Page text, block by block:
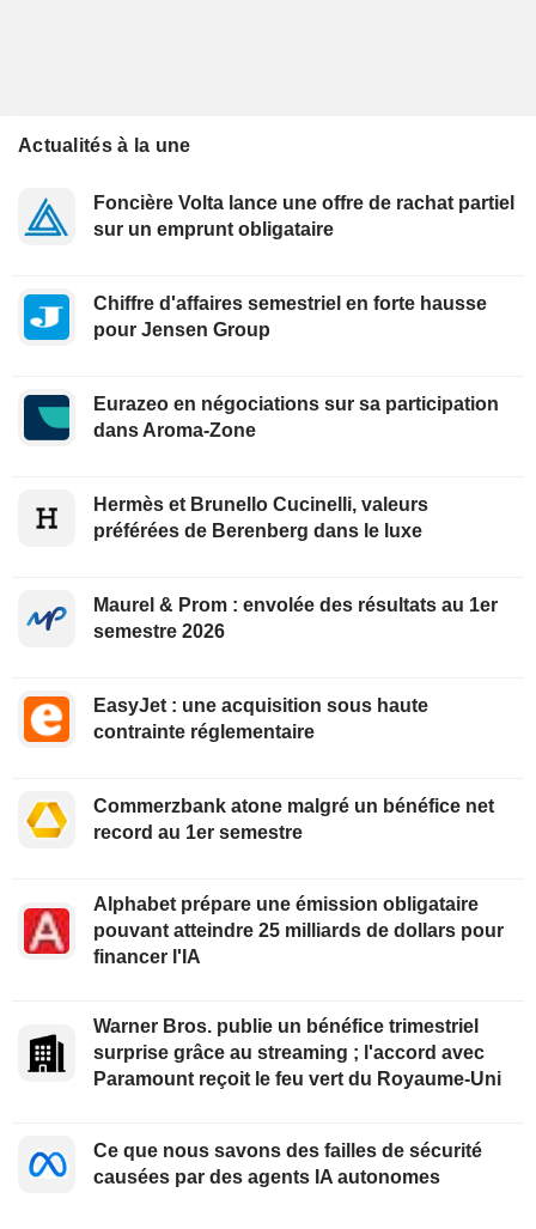
Actualités à la une
Foncière Volta lance une offre de rachat partiel
sur un emprunt obligataire
Chiffre d'affaires semestriel en forte hausse
pour Jensen Group
Eurazeo en négociations sur sa participation
dans Aroma-Zone
Hermès et Brunello Cucinelli, valeurs
préférées de Berenberg dans le luxe
Maurel & Prom : envolée des résultats au 1er
semestre 2026
EasyJet : une acquisition sous haute
contrainte réglementaire
Commerzbank atone malgré un bénéfice net
record au 1er semestre
Alphabet prépare une émission obligataire
pouvant atteindre 25 milliards de dollars pour
financer l'IA
Warner Bros. publie un bénéfice trimestriel
surprise grâce au streaming ; l'accord avec
Paramount reçoit le feu vert du Royaume-Uni
Ce que nous savons des failles de sécurité
causées par des agents IA autonomes